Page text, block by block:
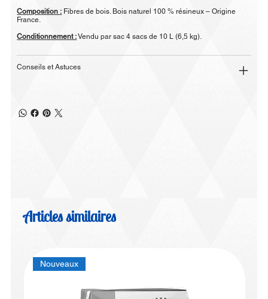
Composition : Fibres de bois. Bois naturel 100 % résineux – Origine
France.
Conditionnement :Vendu par sac 4 sacs de 10 L (6,5 kg).
Conseils et Astuces
Articles similaires
Nouveaux